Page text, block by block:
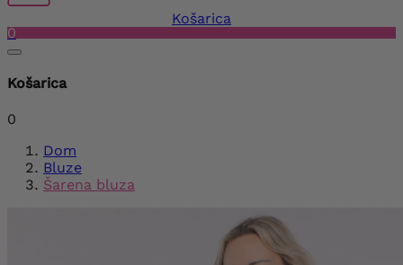
Košarica
0
Košarica
0
Dom
Bluze
Šarena bluza